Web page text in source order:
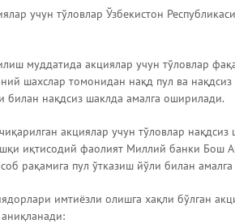
учун тўловлар Ўзбекистон
муддатида акциялар учун тўловлар
шахслар томонидан нақд пул ва нақдсиз
билан нақдсиз шаклда амалга оширилади.
акциялар учун тўловлар
иқтисодий фаолият Миллий банки
рақамига пул ўтказиш йўли билан
имтиёзли олишга хақли бўлган